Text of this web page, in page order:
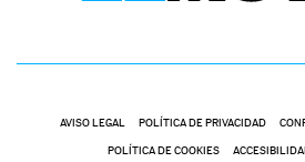
AVISO LEGAL POLÍTICA DE PRIVACIDAD
POLÍTICA DE COOKIES